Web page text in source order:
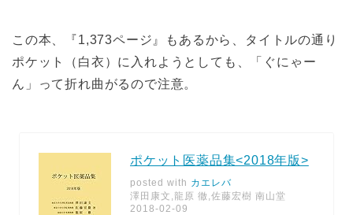
この本、『1,373ページ』もあるから、タイトルの通り
ポケット（白衣）に入れようとしても、「ぐにゃー
ん」って折れ曲がるので注意。
ポケット医薬品集<2018年版>
posted with カエレバ
澤田康文,龍原 徹,佐藤宏樹 南山堂
2018-02-09